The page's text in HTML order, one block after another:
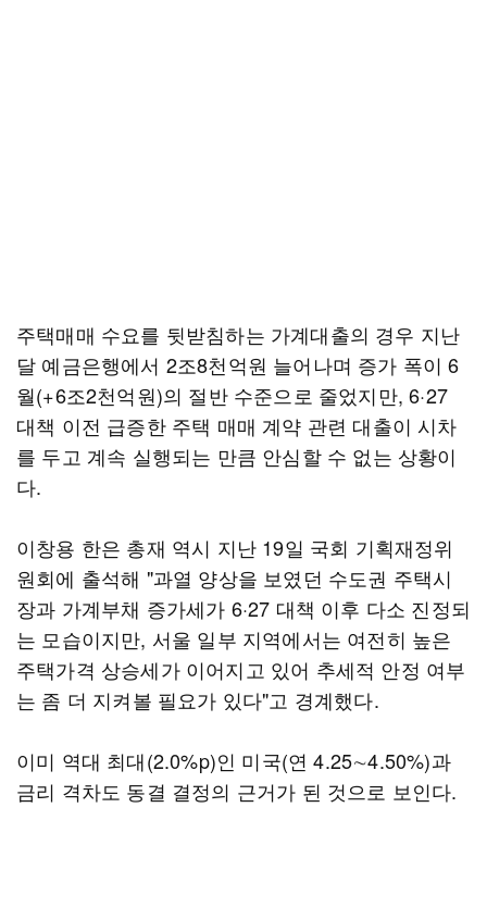
주택매매 수요를 뒷받침하는 가계대출의 경우 지난
달 예금은행에서 2조8천억원 늘어나며 증가 폭이 6
월(+6조2천억원)의 절반 수준으로 줄었지만, 6·27
대책 이전 급증한 주택 매매 계약 관련 대출이 시차
를 두고 계속 실행되는 만큼 안심할 수 없는 상황이
다.
이창용 한은 총재 역시 지난 19일 국회 기획재정위
원회에 출석해 "과열 양상을 보였던 수도권 주택시
장과 가계부채 증가세가 6·27 대책 이후 다소 진정되
는 모습이지만, 서울 일부 지역에서는 여전히 높은
주택가격 상승세가 이어지고 있어 추세적 안정 여부
는 좀 더 지켜볼 필요가 있다"고 경계했다.
이미 역대 최대(2.0%p)인 미국(연 4.25∼4.50%)과
금리 격차도 동결 결정의 근거가 된 것으로 보인다.